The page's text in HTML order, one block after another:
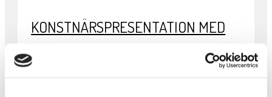
KONSTNÄRSPRESENTATION MED
ROXANNE EVERETT OCH TRAPPER
ROBBINS